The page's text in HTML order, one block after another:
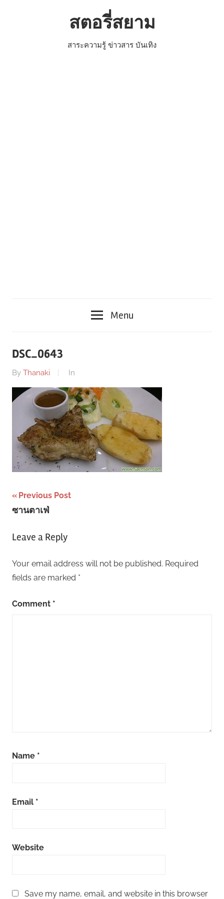
สตอรี่สยาม
สาระความรู้ ข่าวสาร บันเทิง
Menu
DSC_0643
By Thanaki In
Post
navigation
Previous Post
ซานตาเฟ่
Leave a Reply
Your email address will not be published. Required
fields are marked *
Comment *
Name *
Email *
Website
Save my name, email, and website in this browser